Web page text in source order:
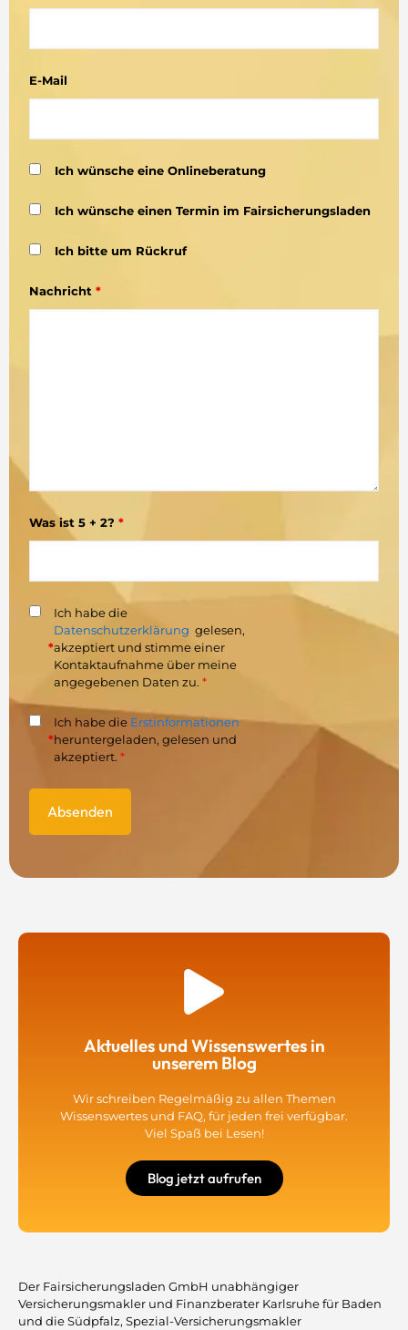
E-Mail
Ich wünsche eine Onlineberatung
Ich wünsche einen Termin im Fairsicherungsladen
Ich bitte um Rückruf
Nachricht *
Was ist 5 + 2? *
*
Ich habe die
Datenschutzerklärung gelesen,
akzeptiert und stimme einer
Kontaktaufnahme über meine
angegebenen Daten zu. *
*
Ich habe die Erstinformationen
heruntergeladen, gelesen und
akzeptiert. *
Aktuelles und Wissenswertes in
unserem Blog
Wir schreiben Regelmäßig zu allen Themen
Wissenswertes und FAQ, für jeden frei verfügbar.
Viel Spaß bei Lesen!
Blog jetzt aufrufen
Der Fairsicherungsladen GmbH unabhängiger
Versicherungsmakler und Finanzberater Karlsruhe für Baden
und die Südpfalz, Spezial-Versicherungsmakler